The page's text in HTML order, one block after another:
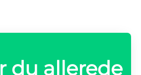
du allerede